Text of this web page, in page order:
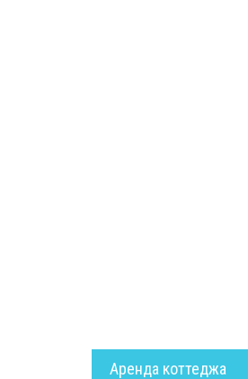
Аренда коттеджа